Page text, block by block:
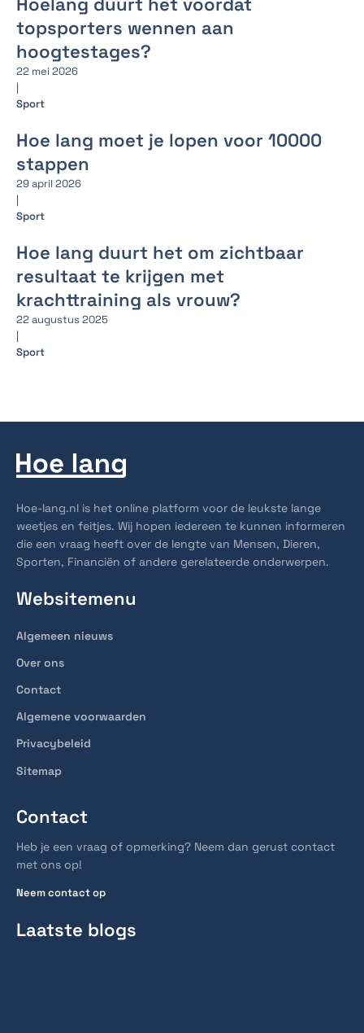
topsporters wennen aan
hoogtestages?
22 mei 2026
|
Sport
Hoe lang moet je lopen voor 10000
stappen
29 april 2026
|
Sport
Hoe lang duurt het om zichtbaar
resultaat te krijgen met
krachttraining als vrouw?
22 augustus 2025
|
Sport
Hoe-lang.nl is het online platform voor de leukste lange
weetjes en feitjes. Wij hopen iedereen te kunnen informeren
die een vraag heeft over de lengte van Mensen, Dieren,
Sporten, Financiën of andere gerelateerde onderwerpen.
Websitemenu
Algemeen nieuws
Over ons
Contact
Algemene voorwaarden
Privacybeleid
Sitemap
Contact
Heb je een vraag of opmerking? Neem dan gerust contact
met ons op!
Neem contact op
Laatste blogs